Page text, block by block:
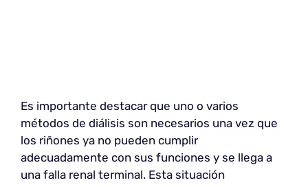
Es importante destacar que uno o varios
métodos de diálisis son necesarios una vez que
los riñones ya no pueden cumplir
adecuadamente con sus funciones y se llega a
una falla renal terminal. Esta situación